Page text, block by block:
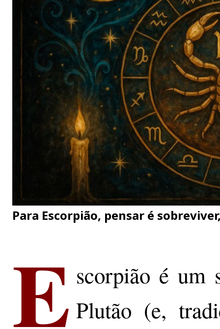
Para Escorpião, pensar é
E scorpião é um
Plutão (e,